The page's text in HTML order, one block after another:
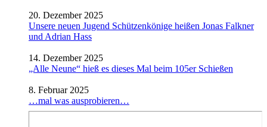
20. Dezember 2025
Unsere neuen Jugend Schützenkönige heißen Jonas Falkner
und Adrian Hass
14. Dezember 2025
„Alle Neune“ hieß es dieses Mal beim 105er Schießen
8. Februar 2025
…mal was ausprobieren…